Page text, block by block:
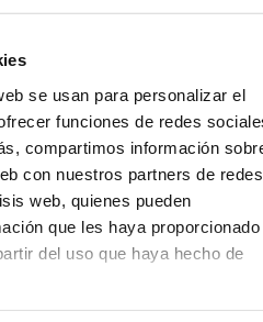
se usan para personalizar el
funciones de redes
compartimos información
con nuestros partners de redes
web, quienes pueden
que les haya proporcionado
del uso que haya hecho de